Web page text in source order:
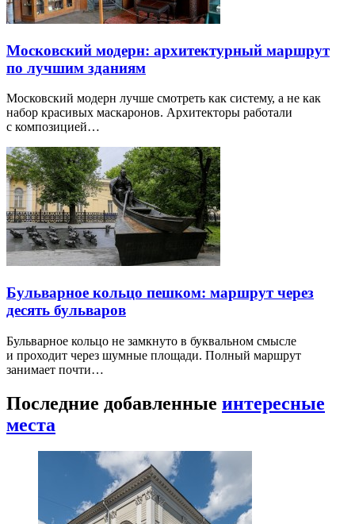
Московский модерн: архитектурный маршрут
по лучшим зданиям
Московский модерн лучше смотреть как систему, а не как
набор красивых маскаронов. Архитекторы работали
с композицией…
Бульварное кольцо пешком: маршрут через
десять бульваров
Бульварное кольцо не замкнуто в буквальном смысле
и проходит через шумные площади. Полный маршрут
занимает почти…
Последние добавленные интересные
места